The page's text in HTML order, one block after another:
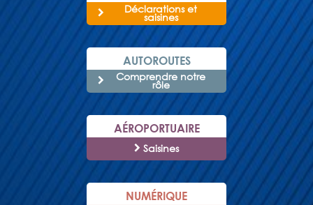
Déclarations et
saisines
AUTOROUTES
Comprendre notre
rôle
AÉROPORTUAIRE
Saisines
NUMÉRIQUE